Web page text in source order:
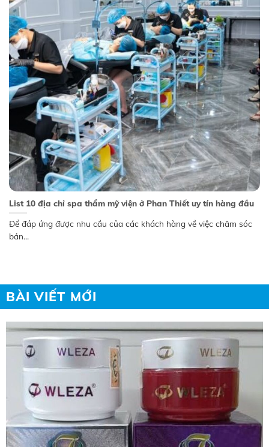
List 10 địa chỉ spa thẩm mỹ viện ở Phan Thiết uy tín hàng đầu
Để đáp ứng được nhu cầu của các khách hàng về việc chăm sóc
bản...
BÀI VIẾT MỚI